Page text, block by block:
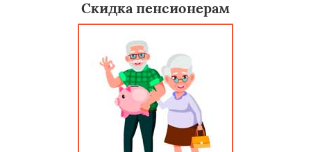
Скидка пенсионерам